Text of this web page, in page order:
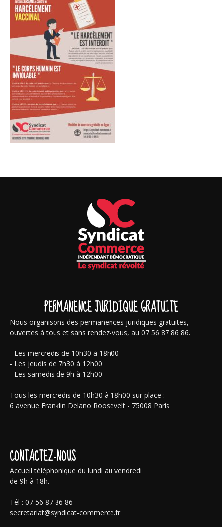
PERMANENCE JURIDIQUE GRATUITE
Nous organisons des permanences juridiques gratuites,
ouvertes à tous et sans rendez-vous, au 07 56 87 86 86.
- Les mercredis de 10h30 à 18h00
- Les jeudis de 7h30 à 12h00
- Les samedis de 9h à 12h00
Tous les mercredis de 10h30 à 18h00 sur place :
6 avenue Franklin Delano Roosevelt - 75008 Paris
CONTACTEZ-NOUS
Accueil téléphonique du lundi au vendredi
de 9h à 18h.
Tél : 07 56 87 86 86
secretariat@syndicat-commerce.fr